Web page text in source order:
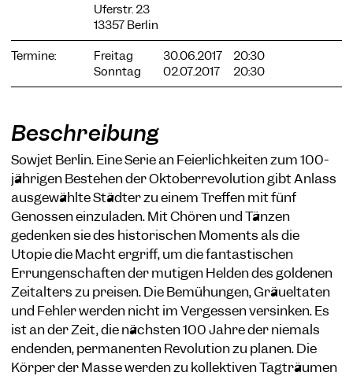
Uferstr. 23
13357 Berlin
Termine:
Freitag 30.06.2017
20:30
Sonntag
02.07.2017 20:30
Beschreibung
Sowjet Berlin. Eine Serie an Feierlichkeiten zum 100-
jährigen Bestehen der Oktoberrevolution gibt Anlass
ausgewählte Städter zu einem Treffen mit fünf
Genossen einzuladen. Mit Chören und Tänzen
gedenken sie des historischen Moments als die
Utopie die Macht ergriff, um die fantastischen
Errungenschaften der mutigen Helden des goldenen
Zeitalters zu preisen. Die Bemühungen, Gräueltaten
und Fehler werden nicht im Vergessen versinken. Es
ist an der Zeit, die nächsten 100 Jahre der niemals
endenden, permanenten Revolution zu planen. Die
Körper der Masse werden zu kollektiven Tagträumen
Wir verwenden Cookies und Inhalte externer Anbieter auf
unserer Website. Notwendige Cookies sind essenziell, damit
Sie die Website nutzen können. Andere Cookies helfen uns,
die Website weiterzuentwickeln. Sie können Ihre Einwilligung
jederzeit widerrufen. Bitte besuchen Sie unsere
Datenschutzerklärung für weitere Informationen. Unten
können Sie auswählen, welche Technologien Sie zulassen
möchten.
Notwendige Cookies
Externe Medien
Statistiken
Nur notwendige Alle akzeptieren Speichern